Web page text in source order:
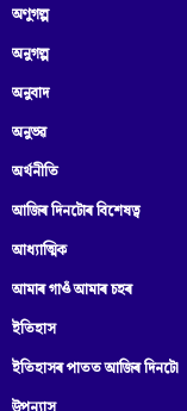
অণুগল্প
অনুগল্প
অনুবাদ
অনুভৱ
অৰ্থনীতি
আজিৰ দিনটোৰ বিশেষত্ব
আধ্যাত্মিক
আমাৰ গাওঁ আমাৰ চহৰ
ইতিহাস
ইতিহাসৰ পাতত আজিৰ দিনটো